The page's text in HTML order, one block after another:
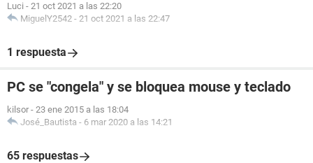
Luci - 21 oct 2021 a las 22:20
MiguelY2542 - 21 oct 2021 a las 22:47
1 respuesta
PC se "congela" y se bloquea mouse y teclado
kilsor - 23 ene 2015 a las 18:04
José_Bautista - 6 mar 2020 a las 14:21
65 respuestas